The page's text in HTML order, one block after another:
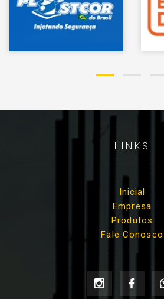
LINKS
Inicial
Empresa
Produtos
Fale Conosco